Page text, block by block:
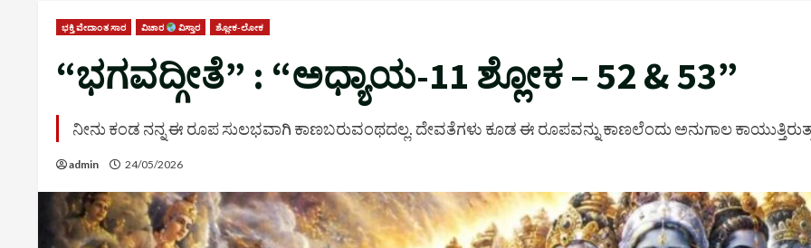
ಭಕ್ತಿ ವೇದಾಂತ ಸಾರ ವಿಚಾರ ವಿಸ್ತಾರ ಶ್ಲೋಕ-ಲೋಕ
“ಭಗವದ್ಗೀತೆ” : “ಅಧ್ಯಾಯ-11 ಶ್ಲೋಕ – 52 & 53”
ನೀನು ಕಂಡ ನನ್ನ ಈ ರೂಪ ಸುಲಭವಾಗಿ ಕಾಣಬರುವಂಥದಲ್ಲ. ದೇವತೆಗಳು ಕೂಡ ಈ ರೂಪವನ್ನು ಕಾಣಲೆಂದು ಅನುಗಾಲ
admin 24/05/2026